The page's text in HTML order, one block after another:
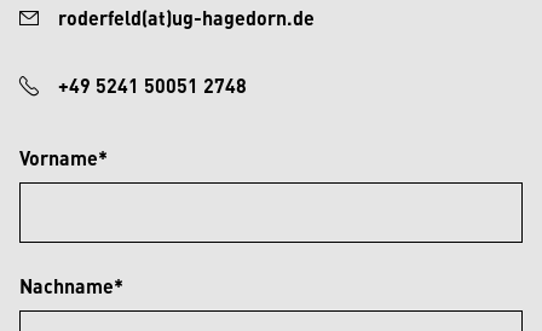
roderfeld(at)ug-hagedorn.de
+49 5241 50051 2748
Vorname*
Nachname*